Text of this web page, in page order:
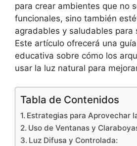
para crear ambientes que no
funcionales, sino también
agradables y saludables para
Este artículo ofrecerá una
educativa sobre cómo los
usar la luz natural para
Tabla de Contenidos
Estrategias para Aprovechar
Uso de Ventanas y
Luz Difusa y Controlada: